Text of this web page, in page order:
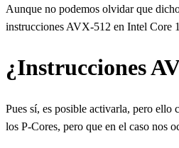
Aunque no podemos olvidar que
instrucciones AVX-512 en Intel Core
¿Instrucciones
Pues sí, es posible activarla, pero ello
los P-Cores, pero que en el caso nos